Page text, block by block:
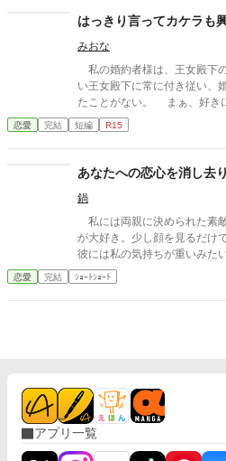
はっきり言ってカケラも
みおな
私の婚約者様は、王女殿下
い王女殿下に常に付き従い、
たことがない。 まぁ、好きになさればよろしいわ。 私には関係
ないことですから。
恋愛 完結 短編 R15
あなたへの恋心を消し去
鍋
私には両親に決められた素敵な婚約
が大好き。少し顔を見るだけで幸
彼には私の気持ちが重いみたい。 今、彼には憧れの人が
その人は大人びた雰囲気を
いたい言っていた。 その女性と話す時、私には見せない楽しそ
恋愛 完結 ｼｮｰﾄｼｮｰﾄ
アプリ一覧